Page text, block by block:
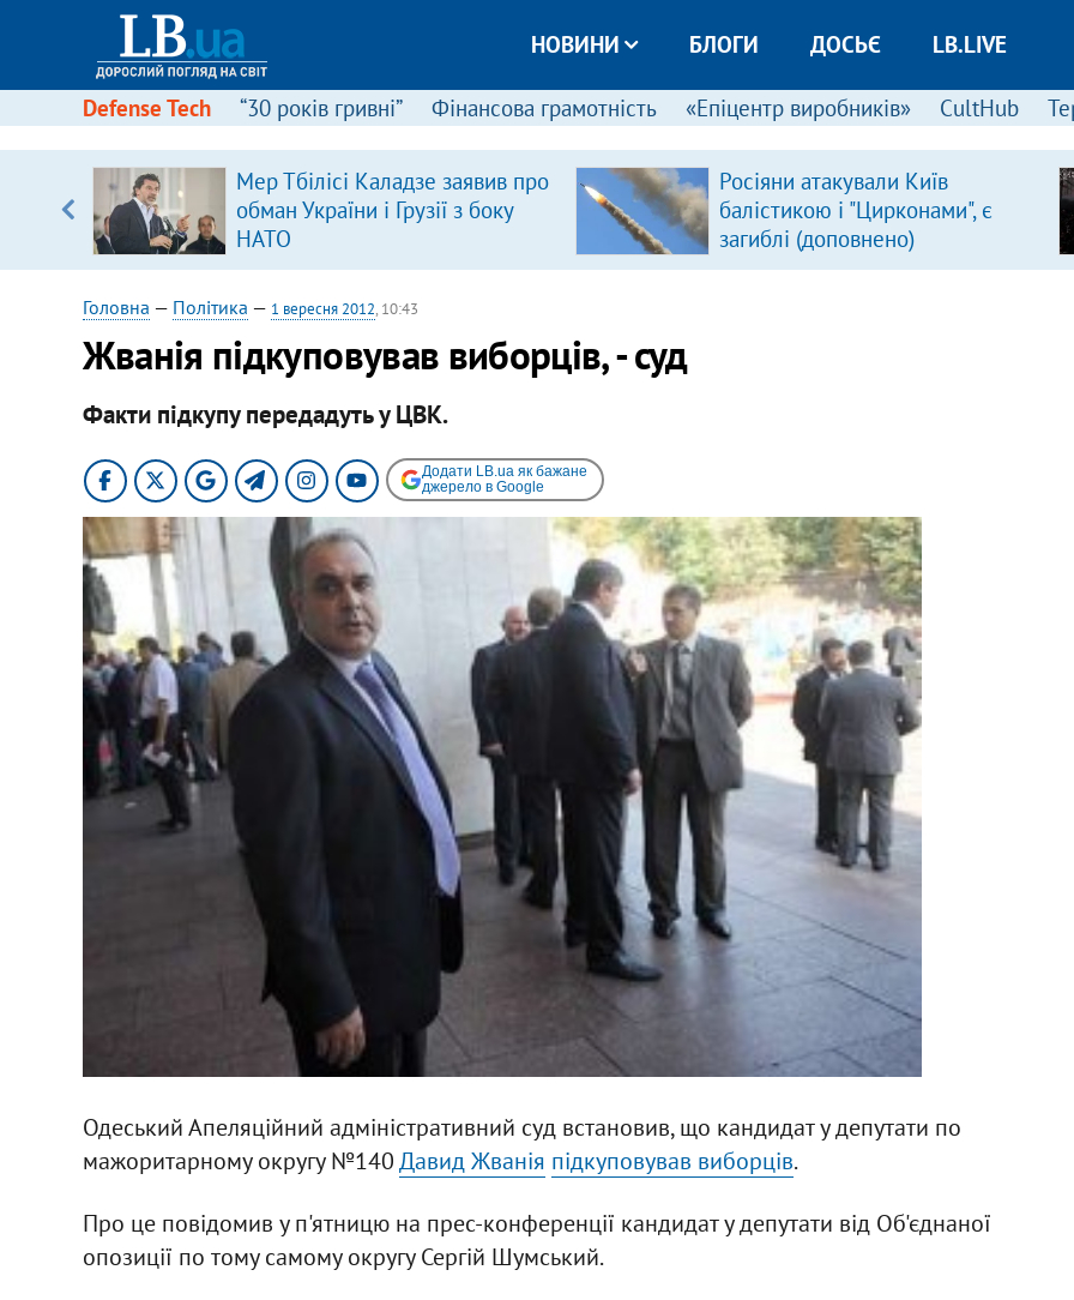
НОВИНИ БЛОГИ ДОСЬЄ LB.LIVE
Defense Tech “30 років гривні” Фінансова грамотність «Епіцентр виробників» CultHub
Мер Тбілісі Каладзе заявив про
обман України і Грузії з боку
НАТО
Росіяни атакували Київ
балістикою і "Цирконами", є
загиблі (доповнено)
Головна — Політика — 1 вересня 2012, 10:43
Жванія підкуповував виборців, - суд
Факти підкупу передадуть у ЦВК.
Додати LB.ua як бажане
джерело в Google
Одеський Апеляційний адміністративний суд встановив, що кандидат у депутати по
мажоритарному округу №140Давид Жванія підкуповував виборців.
Про це повідомив у п'ятницю на прес-конференції кандидат у депутати від Об'єднаної
опозиції по тому самому округу Сергій Шумський.